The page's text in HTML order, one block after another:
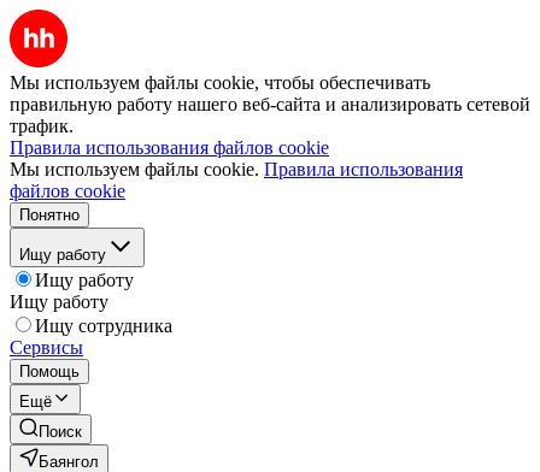
Мы используем файлы cookie, чтобы обеспечивать
правильную работу нашего веб-сайта и анализировать сетевой
трафик.
Правила использования файлов cookie
Мы используем файлы cookie. Правила использования
файлов cookie
Понятно
Ищу работу
Ищу работу
Ищу работу
Ищу сотрудника
Сервисы
Помощь
Ещё
Поиск
Баянгол